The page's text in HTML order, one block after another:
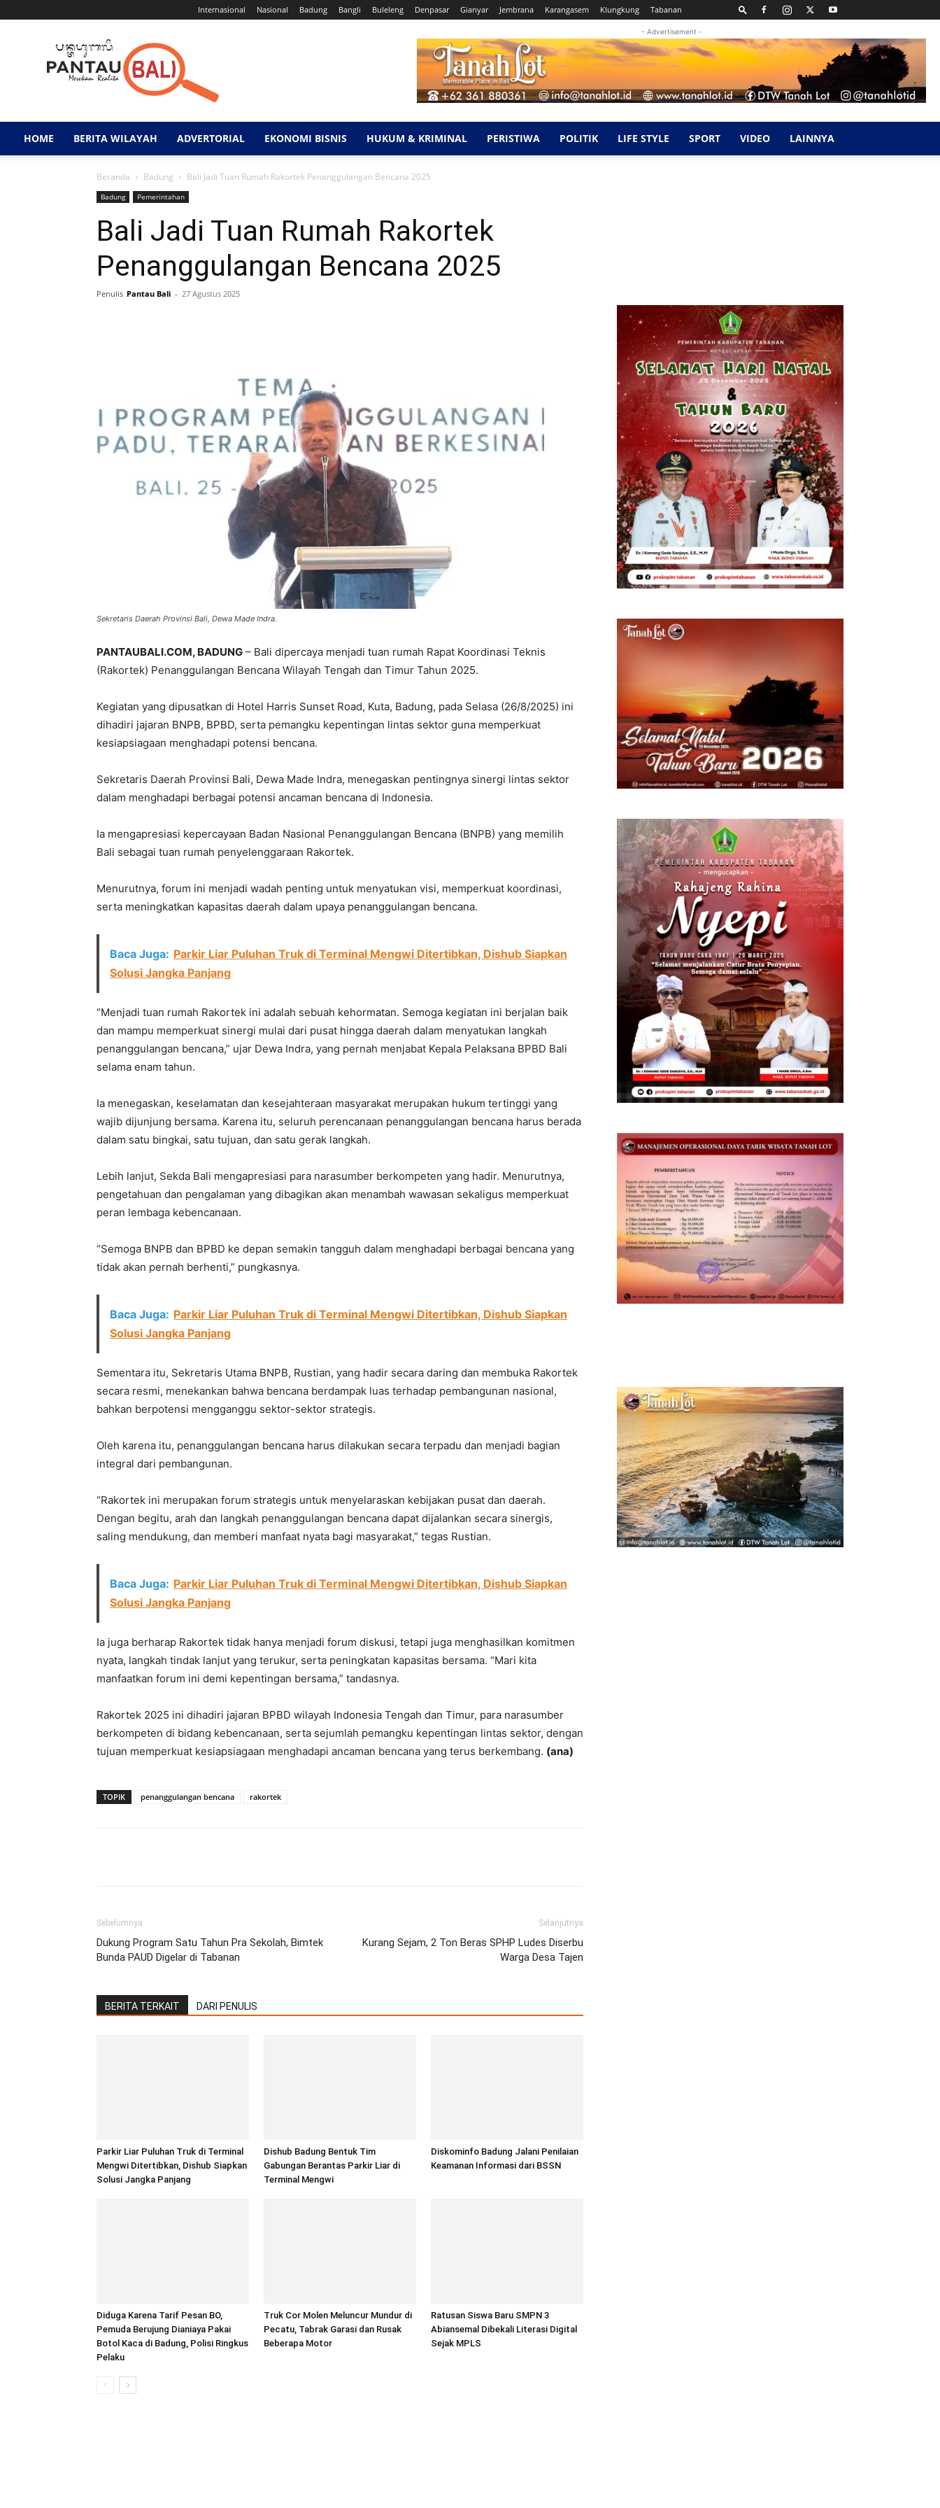
Internasional Nasional Badung Bangli Buleleng Denpasar Gianyar Jembrana Karangasem Klungkung Tabanan
Pantau
Bali
- Advertisement -
HOME BERITA WILAYAH ADVERTORIAL EKONOMI BISNIS HUKUM & KRIMINAL PERISTIWA POLITIK LIFE STYLE SPORT VIDEO LAINNYA
Beranda Badung Bali Jadi Tuan Rumah Rakortek Penanggulangan Bencana 2025
Badung Pemerintahan
Bali Jadi Tuan Rumah Rakortek
Penanggulangan Bencana 2025
Penulis Pantau Bali - 27 Agustus 2025
Sekretaris Daerah Provinsi Bali, Dewa Made Indra.
PANTAUBALI.COM, BADUNG – Bali dipercaya menjadi tuan rumah Rapat Koordinasi Teknis
(Rakortek) Penanggulangan Bencana Wilayah Tengah dan Timur Tahun 2025.
Kegiatan yang dipusatkan di Hotel Harris Sunset Road, Kuta, Badung, pada Selasa (26/8/2025) ini
dihadiri jajaran BNPB, BPBD, serta pemangku kepentingan lintas sektor guna memperkuat
kesiapsiagaan menghadapi potensi bencana.
Sekretaris Daerah Provinsi Bali, Dewa Made Indra, menegaskan pentingnya sinergi lintas sektor
dalam menghadapi berbagai potensi ancaman bencana di Indonesia.
Ia mengapresiasi kepercayaan Badan Nasional Penanggulangan Bencana (BNPB) yang memilih
Bali sebagai tuan rumah penyelenggaraan Rakortek.
Menurutnya, forum ini menjadi wadah penting untuk menyatukan visi, memperkuat koordinasi,
serta meningkatkan kapasitas daerah dalam upaya penanggulangan bencana.
Baca Juga: Parkir Liar Puluhan Truk di Terminal Mengwi Ditertibkan, Dishub Siapkan
Solusi Jangka Panjang
“Menjadi tuan rumah Rakortek ini adalah sebuah kehormatan. Semoga kegiatan ini berjalan baik
dan mampu memperkuat sinergi mulai dari pusat hingga daerah dalam menyatukan langkah
penanggulangan bencana,” ujar Dewa Indra, yang pernah menjabat Kepala Pelaksana BPBD Bali
selama enam tahun.
Ia menegaskan, keselamatan dan kesejahteraan masyarakat merupakan hukum tertinggi yang
wajib dijunjung bersama. Karena itu, seluruh perencanaan penanggulangan bencana harus berada
dalam satu bingkai, satu tujuan, dan satu gerak langkah.
Lebih lanjut, Sekda Bali mengapresiasi para narasumber berkompeten yang hadir. Menurutnya,
pengetahuan dan pengalaman yang dibagikan akan menambah wawasan sekaligus memperkuat
peran lembaga kebencanaan.
“Semoga BNPB dan BPBD ke depan semakin tangguh dalam menghadapi berbagai bencana yang
tidak akan pernah berhenti,” pungkasnya.
Baca Juga: Parkir Liar Puluhan Truk di Terminal Mengwi Ditertibkan, Dishub Siapkan
Solusi Jangka Panjang
Sementara itu, Sekretaris Utama BNPB, Rustian, yang hadir secara daring dan membuka Rakortek
secara resmi, menekankan bahwa bencana berdampak luas terhadap pembangunan nasional,
bahkan berpotensi mengganggu sektor-sektor strategis.
Oleh karena itu, penanggulangan bencana harus dilakukan secara terpadu dan menjadi bagian
integral dari pembangunan.
“Rakortek ini merupakan forum strategis untuk menyelaraskan kebijakan pusat dan daerah.
Dengan begitu, arah dan langkah penanggulangan bencana dapat dijalankan secara sinergis,
saling mendukung, dan memberi manfaat nyata bagi masyarakat,” tegas Rustian.
Baca Juga: Parkir Liar Puluhan Truk di Terminal Mengwi Ditertibkan, Dishub Siapkan
Solusi Jangka Panjang
Ia juga berharap Rakortek tidak hanya menjadi forum diskusi, tetapi juga menghasilkan komitmen
nyata, langkah tindak lanjut yang terukur, serta peningkatan kapasitas bersama. “Mari kita
manfaatkan forum ini demi kepentingan bersama,” tandasnya.
Rakortek 2025 ini dihadiri jajaran BPBD wilayah Indonesia Tengah dan Timur, para narasumber
berkompeten di bidang kebencanaan, serta sejumlah pemangku kepentingan lintas sektor, dengan
tujuan memperkuat kesiapsiagaan menghadapi ancaman bencana yang terus berkembang. (ana)
TOPIK penanggulangan bencana rakortek
Sebelumnya
Dukung Program Satu Tahun Pra Sekolah, Bimtek
Bunda PAUD Digelar di Tabanan
Selanjutnya
Kurang Sejam, 2 Ton Beras SPHP Ludes Diserbu
Warga Desa Tajen
BERITA TERKAIT DARI PENULIS
Parkir Liar Puluhan Truk di Terminal
Mengwi Ditertibkan, Dishub Siapkan
Solusi Jangka Panjang
Dishub Badung Bentuk Tim
Gabungan Berantas Parkir Liar di
Terminal Mengwi
Diskominfo Badung Jalani Penilaian
Keamanan Informasi dari BSSN
Diduga Karena Tarif Pesan BO,
Pemuda Berujung Dianiaya Pakai
Botol Kaca di Badung, Polisi Ringkus
Pelaku
Truk Cor Molen Meluncur Mundur di
Pecatu, Tabrak Garasi dan Rusak
Beberapa Motor
Ratusan Siswa Baru SMPN 3
Abiansemal Dibekali Literasi Digital
Sejak MPLS